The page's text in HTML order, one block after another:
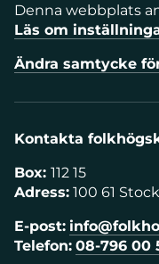
Denna webbplats
Läs om
Ändra samtycke
Kontakta
Box: 112 15
Adress: 100 61
E-post:
Telefon: 08-796 00